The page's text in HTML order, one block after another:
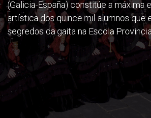
(Galicia-España) constitúe a máxima
artística dos quince mil alumnos que
segredos da gaita na Escola